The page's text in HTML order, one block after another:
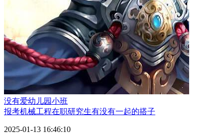
没有爱幼儿园小班
报考机械工程在职研究生有没有一起的搭子
2025-01-13 16:46:10